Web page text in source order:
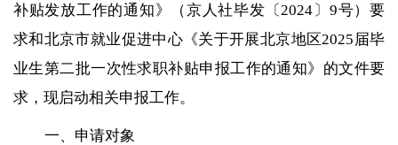
补贴发放工作的通知》（京人社毕发〔2024〕9号）要
求和北京市就业促进中心《关于开展北京地区2025届毕
业生第二批一次性求职补贴申报工作的通知》的文件要
求，现启动相关申报工作。
一、申请对象